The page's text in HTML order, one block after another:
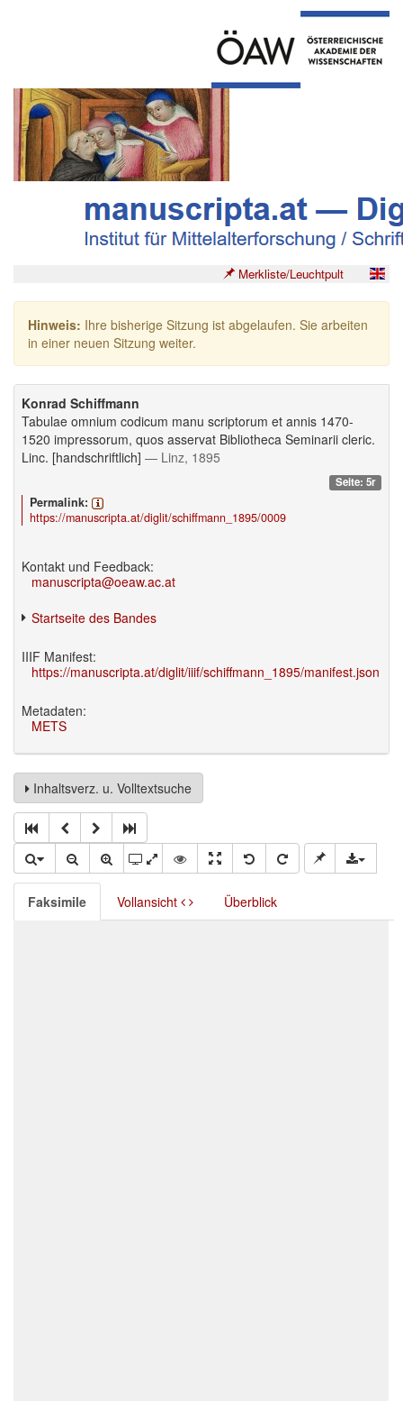
Merkliste/Leuchtpult
Hinweis: Ihre bisherige Sitzung ist abgelaufen. Sie arbeiten
in einer neuen Sitzung weiter.
Konrad Schiffmann
Tabulae omnium codicum manu scriptorum et annis 1470-
1520 impressorum, quos asservat Bibliotheca Seminarii cleric.
Linc. [handschriftlich] — Linz, 1895
Seite: 5r
Permalink:
https://manuscripta.at/diglit/schiffmann_1895/0009
Kontakt und Feedback:
manuscripta@oeaw.ac.at
Startseite des Bandes
IIIF Manifest:
https://manuscripta.at/diglit/iiif/schiffmann_1895/manifest.json
Metadaten:
METS
Inhaltsverz. u. Volltextsuche
Faksimile Vollansicht Überblick